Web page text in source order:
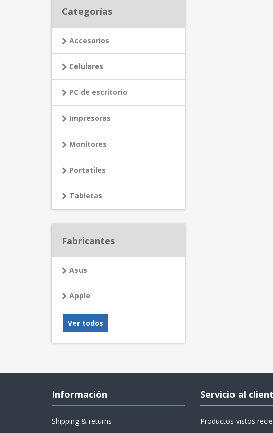
Categorías
Accesorios
Celulares
PC de escritorio
Impresoras
Monitores
Portatiles
Tabletas
Fabricantes
Asus
Apple
Ver todos
Información
Shipping & returns
Servicio al
Productos vistos